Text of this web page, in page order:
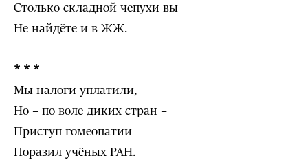
Столько складной чепухи вы
Не найдёте и в ЖЖ.
* * *
Мы налоги уплатили,
Но – по воле диких стран –
Приступ гомеопатии
Поразил учёных РАН.